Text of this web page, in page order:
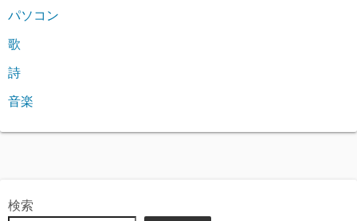
パソコン
歌
詩
音楽
検索